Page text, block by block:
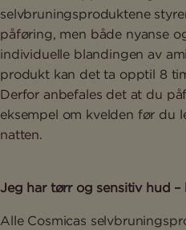
selvbruningsproduktene
påføring, men både nyanse
individuelle blandingen av
produkt kan det ta opptil 8
Derfor anbefales det at du
eksempel om kvelden før du
natten.
Jeg har tørr og sensitiv hud
Alle Cosmicas